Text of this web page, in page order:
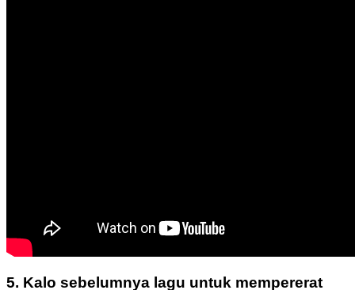
5. Kalo sebelumnya lagu untuk mempererat